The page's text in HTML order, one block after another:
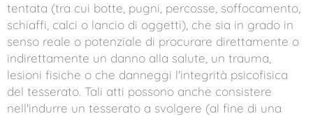
tentata (tra cui botte, pugni, percosse, soffocamento,
schiaffi, calci o lancio di oggetti), che sia in grado in
senso reale o potenziale di procurare direttamente o
indirettamente un danno alla salute, un trauma,
lesioni fisiche o che danneggi l'integrità psicofisica
del tesserato. Tali atti possono anche consistere
nell'indurre un tesserato a svolgere (al fine di una